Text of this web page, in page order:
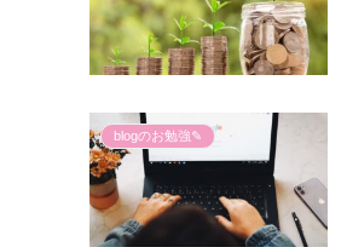
blogのお勉強✎